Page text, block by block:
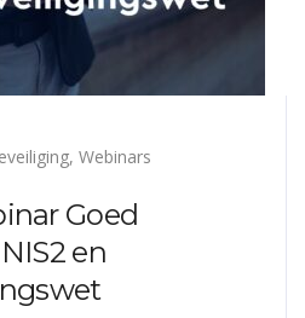
, Webinars
Goed
en